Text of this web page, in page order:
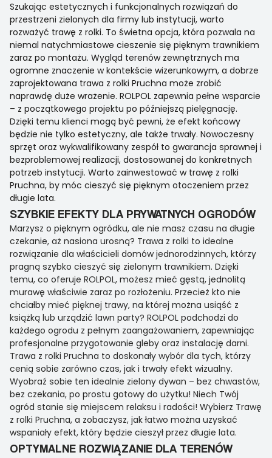
Szukając estetycznych i funkcjonalnych rozwiązań do
przestrzeni zielonych dla firmy lub instytucji, warto
rozważyć trawę z rolki. To świetna opcja, która pozwala na
niemal natychmiastowe cieszenie się pięknym trawnikiem
zaraz po montażu. Wygląd terenów zewnętrznych ma
ogromne znaczenie w kontekście wizerunkowym, a dobrze
zaprojektowana trawa z rolki Pruchna może zrobić
naprawdę duże wrażenie. ROLPOL zapewnia pełne wsparcie
– z początkowego projektu po późniejszą pielęgnację.
Dzięki temu klienci mogą być pewni, że efekt końcowy
będzie nie tylko estetyczny, ale także trwały. Nowoczesny
sprzęt oraz wykwalifikowany zespół to gwarancja sprawnej i
bezproblemowej realizacji, dostosowanej do konkretnych
potrzeb instytucji. Warto zainwestować w trawę z rolki
Pruchna, by móc cieszyć się pięknym otoczeniem przez
długie lata.
SZYBKIE EFEKTY DLA PRYWATNYCH OGRODÓW
Marzysz o pięknym ogródku, ale nie masz czasu na długie
czekanie, aż nasiona urosną? Trawa z rolki to idealne
rozwiązanie dla właścicieli domów jednorodzinnych, którzy
pragną szybko cieszyć się zielonym trawnikiem. Dzięki
temu, co oferuje ROLPOL, możesz mieć gęstą, jednolitą
murawę właściwie zaraz po rozłożeniu. Przecież kto nie
chciałby mieć pięknej trawy, na której można usiąść z
książką lub urządzić lawn party? ROLPOL podchodzi do
każdego ogrodu z pełnym zaangażowaniem, zapewniając
profesjonalne przygotowanie gleby oraz instalację darni.
Trawa z rolki Pruchna to doskonały wybór dla tych, którzy
cenią sobie zarówno czas, jak i trwały efekt wizualny.
Wyobraź sobie ten idealnie zielony dywan – bez chwastów,
bez czekania, po prostu gotowy do użytku! Niech Twój
ogród stanie się miejscem relaksu i radości! Wybierz Trawę
z rolki Pruchna, a zobaczysz, jak łatwo można uzyskać
wspaniały efekt, który będzie cieszył przez długie lata.
OPTYMALNE ROZWIĄZANIE DLA TERENÓW